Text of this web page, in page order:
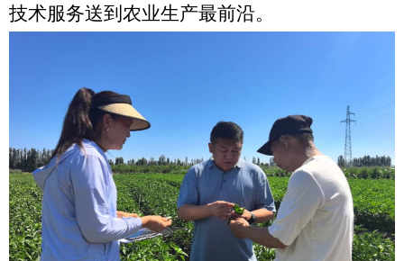
技术服务送到农业生产最前沿。